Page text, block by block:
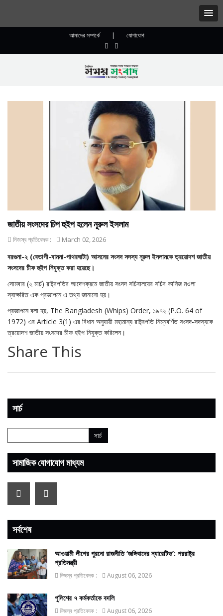
আমাদের সম্পর্কে | যোগাযোগ
জাতীয় সংসদের চিপ হুইপ হলেন নূরুল ইসলাম
নিজস্ব প্রতিবেদক : March 02, 2026
বরগুনা-২ (বেতাগী-বামনা-পাথরঘাটা) আসনের সংসদ সদস্য নূরুল ইসলামকে ত্রয়োদশ জাতীয়
সংসদের চীফ হুইপ নিযুক্ত করা হয়েছে।
সোমবার (২ মার্চ) রাষ্ট্রপতির আদেশক্রমে জাতীয় সংসদ সচিবালয়ের সচিব কানিজ মওলা
স্বাক্ষরিত এক প্রজ্ঞাপনে এ তথ্য জানানো হয়।
প্রজ্ঞাপনে বলা হয়, The Bangladesh (Whips) Order, ১৯৭২ (P.O. 64 of
1972) এর Article 3(1) এর বিধান অনুযায়ী মহামান্য রাষ্ট্রপতি নিম্নবর্ণিত সংসদ-সদস্যকে
ত্রয়োদশ জাতীয় সংসদের চীফ হইপ নিযুক্ত করিলেন।
Share This
সার্চ
সামাজিক যোগাযোগ মাধ্যম
সর্বশেষ
আওয়ামী লীগের পুরনো রাজনীতি ‘জঙ্গিবাদের ন্যারেটিভ’: পররাষ্ট্র
প্রতিমন্ত্রী
নিজস্ব প্রতিবেদক : August 06, 2026
পুলিশের ৭ কর্মকর্তাকে বদলি
নিজস্ব প্রতিবেদক : August 06, 2026